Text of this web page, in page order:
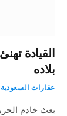
القيادة
بلاده
عقارات السعودية
بعث خادم